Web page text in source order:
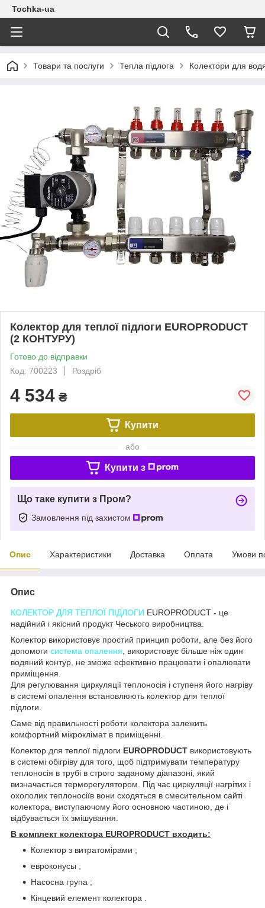
Tochka-ua
Товари та послуги Тепла підлога Колектори для
Колектор для теплої підлоги EUROPRODUCT
(2 КОНТУРУ)
Готово до відправки
Код: 700223
Роздріб
4 534 ₴
Купити
або
Купити з
Що таке купити з Пром?
Замовлення під захистом
Опис Характеристики Доставка Оплата Умови
Опис
КОЛЕКТОР ДЛЯ ТЕПЛОЇ ПІДЛОГИ EUROPRODUCT - це
надійний і якісний продукт Чеського виробництва.
Колектор використовує простий принцип роботи, але без його
допомоги система опалення , використовує більше ніж один
водяний контур, не зможе ефективно працювати і опалювати
приміщення.
Для регулювання циркуляції теплоносія і ступеня його нагріву
в системі опалення встановлюють колектор для теплої
підлоги.
Саме від правильності роботи колектора залежить
комфортний мікроклімат в приміщенні.
Колектор для теплої підлоги EUROPRODUCT використовують
в системі обігріву для того, щоб підтримувати температуру
теплоносія в трубі в строго заданому діапазоні, який
визначається терморегулятором. Під час циркуляції нагрітих і
охололих теплоносіїв вони сходяться в смесительном сайті
колектора, виступаючому його основною частиною, де і
відбувається їх змішування.
В комплект колектора EUROPRODUCT входить:
Колектор з витратомірами ;
евроконусы ;
Насосна група ;
Кінцевий елемент колектора .